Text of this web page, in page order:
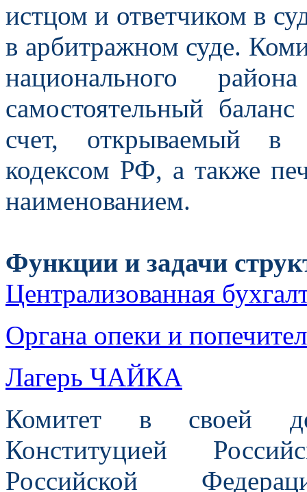
истцом и ответчиком в
в арбитражном суде.
национального
самостоятельный
счет, открываемый в
кодексом РФ, а также
наименованием.
Функции и задачи
Централизованная
Органа опеки и
Лагерь ЧАЙКА
Комитет в своей
Конституцией
Российской